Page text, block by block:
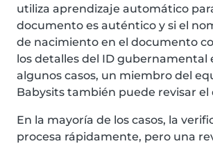
utiliza aprendizaje automático
documento es auténtico y si el
de nacimiento en el documento
los detalles del ID gubernamental
algunos casos, un miembro del
Babysits también puede revisar
En la mayoría de los casos, la
procesa rápidamente, pero una